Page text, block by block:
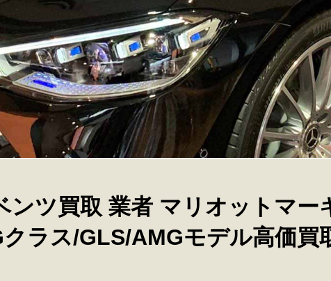
ンツ買取 業者 マリオットマー
クラス/GLS/AMGモデル高価買